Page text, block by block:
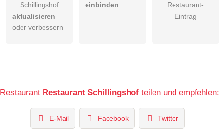
Schillingshof
aktualisieren
oder verbessern
einbinden
Restaurant-
Eintrag
Restaurant Restaurant Schillingshof teilen und empfehlen:
E-Mail Facebook Twitter